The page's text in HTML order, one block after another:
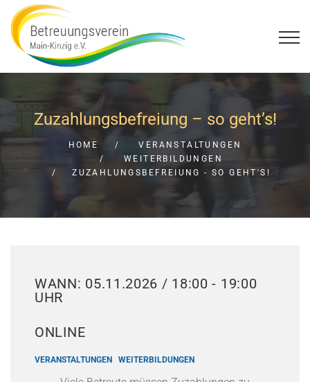
Zuzahlungsbefreiung – so geht’s!
HOME
VERANSTALTUNGEN
WEITERBILDUNGEN
ZUZAHLUNGSBEFREIUNG - SO GEHT'S!
WANN: 05.11.2026 / 18:00 - 19:00
UHR
ONLINE
VERANSTALTUNGEN WEITERBILDUNGEN